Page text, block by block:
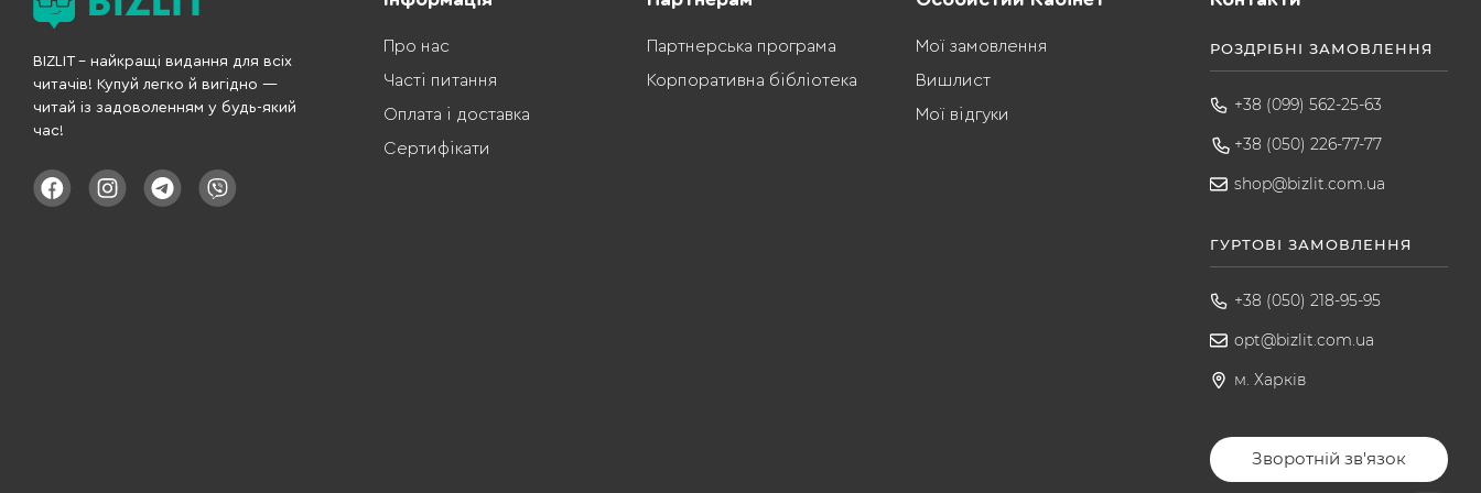
BIZLIT – найкращі видання для всіх
читачів! Купуй легко й вигідно —
читай із задоволенням у будь-який
час!
Про нас
Часті питання
Оплата і доставка
Сертифікати
Партнерська програма
Корпоративна бібліотека
Мої замовлення
Вишлист
Мої відгуки
РОЗДРІБНІ ЗАМОВЛЕННЯ
+38 (099) 562-25-63
+38 (050) 226-77-77
shop@bizlit.com.ua
ГУРТОВІ ЗАМОВЛЕННЯ
+38 (050) 218-95-95
opt@bizlit.com.ua
м. Харків
Зворотній зв'язок